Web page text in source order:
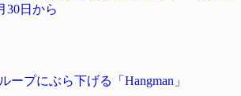
30日から
ープにぶら下げる「Hangman」